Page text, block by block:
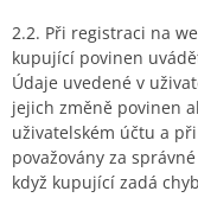
2.2. Při registraci na
kupující povinen
Údaje uvedené v
jejich změně povinen
uživatelském účtu a
považovány za
když kupující zadá